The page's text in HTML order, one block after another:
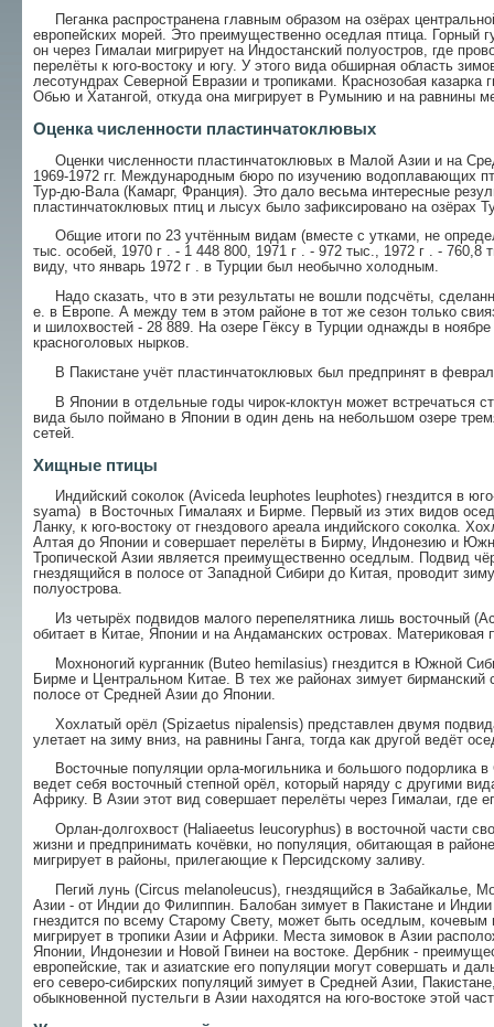
Пеганка распространена главным образом на озёрах
европейских морей. Это преимущественно оседлая птица. Горный
он через Гималаи мигрирует на Индостанский полуостров, где
перелёты к юго-востоку и югу. У этого вида обширная область
лесотундрах Северной Евразии и тропиками. Краснозобая
Обью и Хатангой, откуда она мигрирует в Румынию и на равнины
Оценка численности пластинчатоклювых
Оценки численности пластинчатоклювых в Малой Азии и на
1969-1972 гг. Международным бюро по изучению водоплавающих
Тур-дю-Вала (Камарг, Франция). Это дало весьма интересные
пластинчатоклювых птиц и лысух было зафиксировано на озёрах
Общие итоги по 23 учтённым видам (вместе с утками, не
тыс. особей, 1970 г. - 1 448 800, 1971 г. - 972 тыс., 1972 г. - 760,8
виду, что январь 1972 г. в Турции был необычно холодным.
Надо сказать, что в эти результаты не вошли подсчёты,
е. в Европе. А между тем в этом районе в тот же сезон только
и шилохвостей - 28 889. На озере Гёксу в Турции однажды в
красноголовых нырков.
В Пакистане учёт пластинчатоклювых был предпринят в
В Японии в отдельные годы чирок-клоктун может встречаться
вида было поймано в Японии в один день на небольшом озере
сетей.
Хищные птицы
Индийский соколок (Aviceda leuphotes leuphotes) гнездится в
syama) в Восточных Гималаях и Бирме. Первый из этих видов
Ланку, к юго-востоку от гнездового ареала индийского соколка.
Алтая до Японии и совершает перелёты в Бирму, Индонезию и
Тропической Азии является преимущественно оседлым. Подвид
гнездящийся в полосе от Западной Сибири до Китая, проводит
полуострова.
Из четырёх подвидов малого перепелятника лишь восточный
обитает в Китае, Японии и на Андаманских островах.
Мохноногий курганник (Buteo hemilasius) гнездится в Южной
Бирме и Центральном Китае. В тех же районах зимует бирманский
полосе от Средней Азии до Японии.
Хохлатый орёл (Spizaetus nipalensis) представлен двумя
улетает на зиму вниз, на равнины Ганга, тогда как другой ведёт
Восточные популяции орла-могильника и большого подорлика
ведет себя восточный степной орёл, который наряду с другими
Африку. В Азии этот вид совершает перелёты через Гималаи, где
Орлан-долгохвост (Haliaeetus leucoryphus) в восточной части
жизни и предпринимать кочёвки, но популяция, обитающая в
мигрирует в районы, прилегающие к Персидскому заливу.
Пегий лунь (Circus melanoleucus), гнездящийся в Забайкалье,
Азии - от Индии до Филиппин. Балобан зимует в Пакистане и
гнездится по всему Старому Свету, может быть оседлым,
мигрирует в тропики Азии и Африки. Места зимовок в Азии
Японии, Индонезии и Новой Гвинеи на востоке. Дербник -
европейские, так и азиатские его популяции могут совершать и
его северо-сибирских популяций зимует в Средней Азии,
обыкновенной пустельги в Азии находятся на юго-востоке этой